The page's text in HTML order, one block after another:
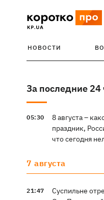
НОВОСТИ
За последние 24
05:30
8 августа –
праздник,
что сегодня
7 августа
21:47
Суспильне